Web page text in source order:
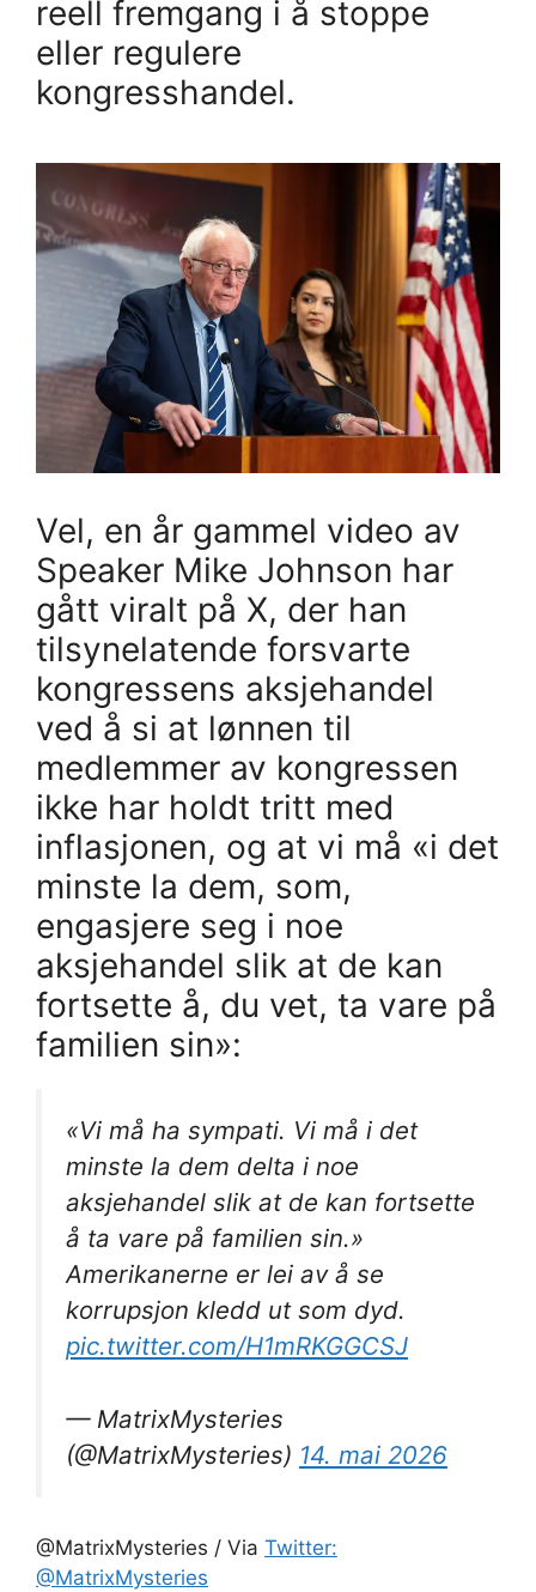
reell fremgang i å stoppe
eller regulere
kongresshandel.
Vel, en år gammel video av
Speaker Mike Johnson har
gått viralt på X, der han
tilsynelatende forsvarte
kongressens aksjehandel
ved å si at lønnen til
medlemmer av kongressen
ikke har holdt tritt med
inflasjonen, og at vi må «i det
minste la dem, som,
engasjere seg i noe
aksjehandel slik at de kan
fortsette å, du vet, ta vare på
familien sin»:
«Vi må ha sympati. Vi må i det
minste la dem delta i noe
aksjehandel slik at de kan fortsette
å ta vare på familien sin.»
Amerikanerne er lei av å se
korrupsjon kledd ut som dyd.
pic.twitter.com/H1mRKGGCSJ
— MatrixMysteries
(@MatrixMysteries) 14. mai 2026
@MatrixMysteries / Via Twitter:
@MatrixMysteries